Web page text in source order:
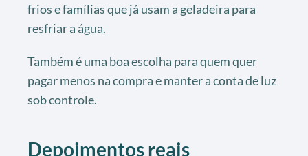
frios e famílias que já usam a geladeira para
resfriar a água.
Também é uma boa escolha para quem quer
pagar menos na compra e manter a conta de luz
sob controle.
Depoimentos reais